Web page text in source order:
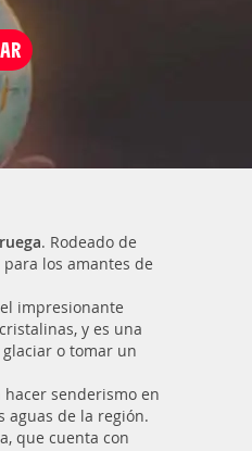
. Rodeado de
los amantes de
impresionante
y es una
o tomar un
senderismo en
aguas de la región.
que cuenta con